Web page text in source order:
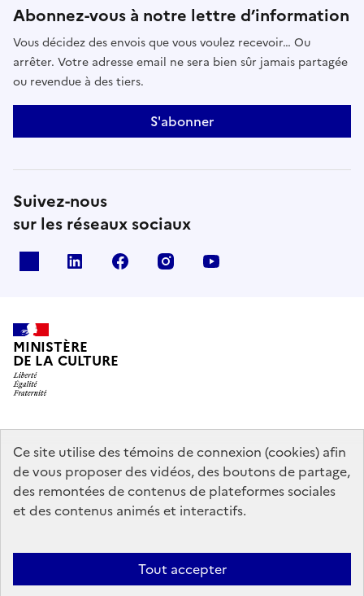
Ce site utilise des témoins de connexion (cookies) afin
de vous proposer des vidéos, des boutons de partage,
des remontées de contenus de plateformes sociales
et des contenus animés et interactifs.
Tout accepter
Abonnez-vous à notre lettre d’information
Vous décidez des envois que vous voulez recevoir… Ou
arrêter. Votre adresse email ne sera bien sûr jamais partagée
ou revendue à des tiers.
S'abonner
Suivez-nous
sur les réseaux sociaux
linkedin facebook instagram
MINISTÈRE
DE LA CULTURE
data.gouv.fr legifrance.gouv.fr
info.gouv.fr
service-public.gouv.fr
Contact Mentions légales
Accessibilité : partiellement conforme
Politique générale de protection des données